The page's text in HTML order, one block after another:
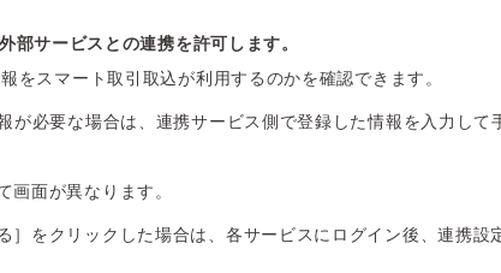
部サービスとの連携を許可します。
をスマート取引取込が利用するのかを確認できます。
が必要な場合は、連携サービス側で登録した情報を入力して
画面が異なります。
］をクリックした場合は、各サービスにログイン後、連携設